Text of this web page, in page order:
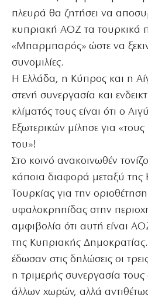
πλευρά θα ζητήσει να
κυπριακή ΑΟΖ τα τουρκικά
«Μπαρμπαρός» ώστε να
συνομιλίες.
Η Ελλάδα, η Κύπρος και η
στενή συνεργασία και
κλίματός τους είναι ότι ο
Εξωτερικών μίλησε για
του»!
Στο κοινό ανακοινωθέν
κάποια διαφορά μεταξύ της
Τουρκίας για την
υφαλοκρηπίδας στην
αμφιβολία ότι αυτή είναι
της Κυπριακής
έδωσαν στις δηλώσεις οι
η τριμερής συνεργασία τους
άλλων χωρών, αλλά